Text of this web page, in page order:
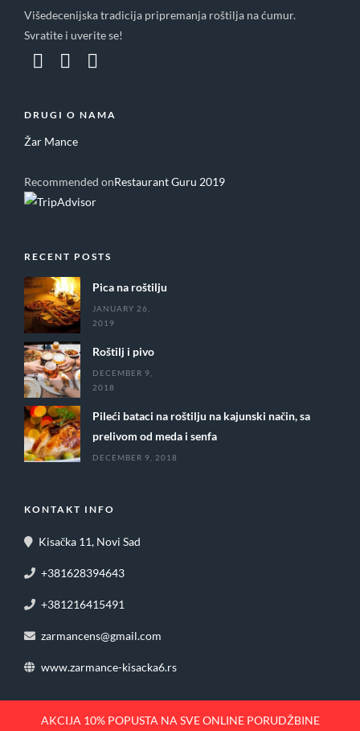
Višedecenijska tradicija pripremanja roštilja na ćumur.
Svratite i uverite se!
DRUGI O NAMA
Žar Mance
Recommended onRestaurant Guru 2019
RECENT POSTS
Pica na roštilju
JANUARY 26,
2019
Roštilj i pivo
DECEMBER 9,
2018
Pileći bataci na roštilju na kajunski način, sa
prelivom od meda i senfa
DECEMBER 9, 2018
KONTAKT INFO
Kisačka 11, Novi Sad
+381628394643
+381216415491
zarmancens@gmail.com
www.zarmance-kisacka6.rs
AKCIJA 10% POPUSTA NA SVE ONLINE PORUDŽBINE